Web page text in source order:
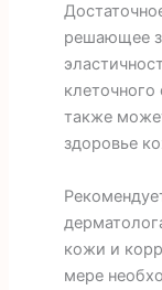
решающее
также
здоровье
кожи и
мере